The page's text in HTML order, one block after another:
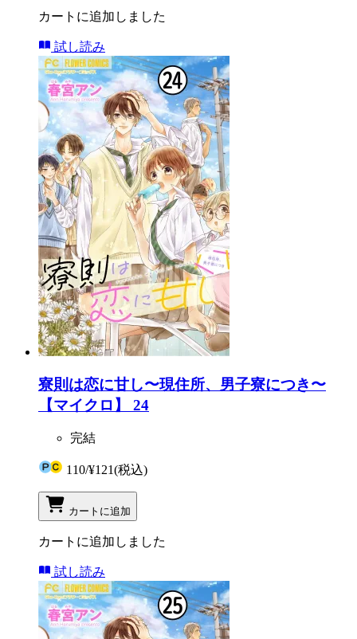
カートに追加しました
試し読み
寮則は恋に甘し〜現住所、男子寮につき〜
【マイクロ】 24
完結
110/¥121(税込)
カートに追加
カートに追加しました
試し読み